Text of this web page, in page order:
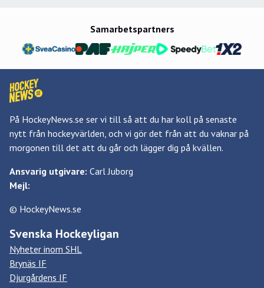
Samarbetspartners
På HockeyNews.se ser vi till så att du har koll på senaste
nytt från hockeyvärlden, och vi gör det från att du vaknar på
morgonen till det att du går och lägger dig på kvällen.
Ansvarig utgivare: Carl Juborg
Mejl:
© HockeyNews.se
Svenska Hockeyligan
Nyheter inom SHL
Brynäs IF
Djurgårdens IF